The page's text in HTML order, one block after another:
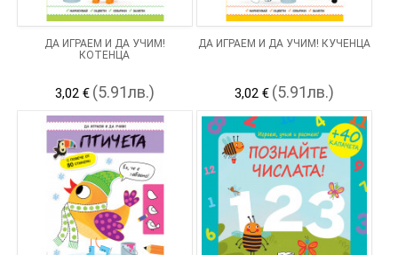
ДА ИГРАЕМ И ДА УЧИМ!
КОТЕНЦА
3,02 € (5.91лв.)
ДА ИГРАЕМ И ДА УЧИМ! КУЧЕНЦА
3,02 € (5.91лв.)